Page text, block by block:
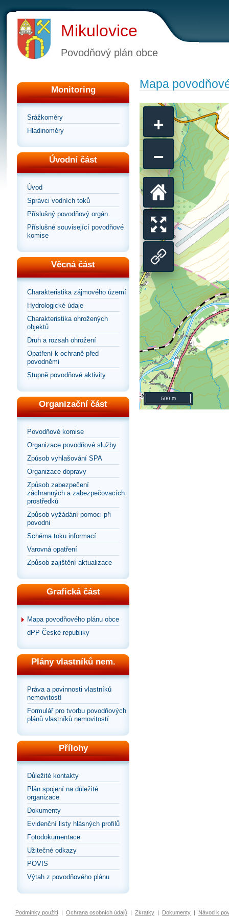
Mikulovice
Povodňový plán obce
Monitoring
Srážkoměry
Hladinoměry
Úvodní část
Úvod
Správci vodních toků
Příslušný povodňový orgán
Příslušné související povodňové
komise
Věcná část
Charakteristika zájmového území
Hydrologické údaje
Charakteristika ohrožených
objektů
Druh a rozsah ohrožení
Opatření k ochraně před
povodněmi
Stupně povodňové aktivity
Organizační část
Povodňové komise
Organizace povodňové služby
Způsob vyhlašování SPA
Organizace dopravy
Způsob zabezpečení
záchranných a zabezpečovacích
prostředků
Způsob vyžádání pomoci při
povodni
Schéma toku informací
Varovná opatření
Způsob zajištění aktualizace
Grafická část
Mapa povodňového plánu obce
dPP České republiky
Plány vlastníků nem.
Práva a povinnosti vlastníků
nemovitostí
Formulář pro tvorbu povodňových
plánů vlastníků nemovitostí
Přílohy
Důležité kontakty
Plán spojení na důležité
organizace
Dokumenty
Evidenční listy hlásných profilů
Fotodokumentace
Užitečné odkazy
POVIS
Výtah z povodňového plánu
Mapa
+
−
Přepnout
zobrazení
na
celou
stránku
Vrátit
se
na
výchozí
pohled
500 m
Sdílet
odkaz
na
mapu
Podmínky použití | Ochrana osobních údajů | Zkratky | Dokumenty | Návod k